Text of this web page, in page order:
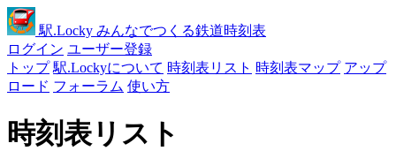
駅.Locky みんなでつくる鉄道時刻表
ログイン ユーザー登録
トップ 駅.Lockyについて 時刻表リスト 時刻表マップ アップ
ロード フォーラム 使い方
時刻表リスト